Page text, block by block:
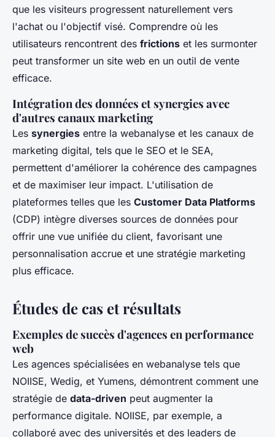
que les visiteurs progressent naturellement vers
l'achat ou l'objectif visé. Comprendre où les
utilisateurs rencontrent des frictions et les surmonter
peut transformer un site web en un outil de vente
efficace.
Intégration des données et synergies avec
d'autres canaux marketing
Les synergies entre la webanalyse et les canaux de
marketing digital, tels que le SEO et le SEA,
permettent d'améliorer la cohérence des campagnes
et de maximiser leur impact. L'utilisation de
plateformes telles que les Customer Data Platforms
(CDP) intègre diverses sources de données pour
offrir une vue unifiée du client, favorisant une
personnalisation accrue et une stratégie marketing
plus efficace.
Études de cas et résultats
Exemples de succès d'agences en performance
web
Les agences spécialisées en webanalyse tels que
NOIISE, Wedig, et Yumens, démontrent comment une
stratégie de data-driven peut augmenter la
performance digitale. NOIISE, par exemple, a
collaboré avec des universités et des leaders de